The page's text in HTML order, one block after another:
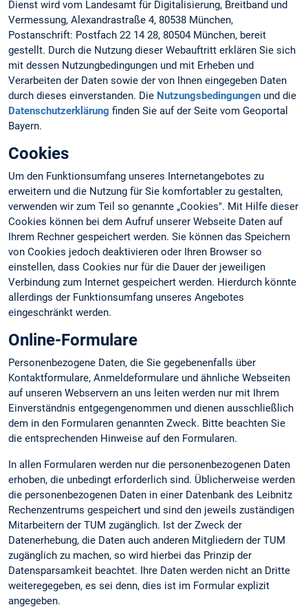
Dienst wird vom Landesamt für Digitalisierung, Breitband und
Vermessung, Alexandrastraße 4, 80538 München,
Postanschrift: Postfach 22 14 28, 80504 München, bereit
gestellt. Durch die Nutzung dieser Webauftritt erklären Sie sich
mit dessen Nutzungbedingungen und mit Erheben und
Verarbeiten der Daten sowie der von Ihnen eingegeben Daten
durch dieses einverstanden. Die Nutzungsbedingungen und die
Datenschutzerklärung finden Sie auf der Seite vom Geoportal
Bayern.
Cookies
Um den Funktionsumfang unseres Internetangebotes zu
erweitern und die Nutzung für Sie komfortabler zu gestalten,
verwenden wir zum Teil so genannte „Cookies". Mit Hilfe dieser
Cookies können bei dem Aufruf unserer Webseite Daten auf
Ihrem Rechner gespeichert werden. Sie können das Speichern
von Cookies jedoch deaktivieren oder Ihren Browser so
einstellen, dass Cookies nur für die Dauer der jeweiligen
Verbindung zum Internet gespeichert werden. Hierdurch könnte
allerdings der Funktionsumfang unseres Angebotes
eingeschränkt werden.
Online-Formulare
Personenbezogene Daten, die Sie gegebenenfalls über
Kontaktformulare, Anmeldeformulare und ähnliche Webseiten
auf unseren Webservern an uns leiten werden nur mit Ihrem
Einverständnis entgegengenommen und dienen ausschließlich
dem in den Formularen genannten Zweck. Bitte beachten Sie
die entsprechenden Hinweise auf den Formularen.
In allen Formularen werden nur die personenbezogenen Daten
erhoben, die unbedingt erforderlich sind. Üblicherweise werden
die personenbezogenen Daten in einer Datenbank des Leibnitz
Rechenzentrums gespeichert und sind den jeweils zuständigen
Mitarbeitern der TUM zugänglich. Ist der Zweck der
Datenerhebung, die Daten auch anderen Mitgliedern der TUM
zugänglich zu machen, so wird hierbei das Prinzip der
Datensparsamkeit beachtet. Ihre Daten werden nicht an Dritte
weiteregegeben, es sei denn, dies ist im Formular explizit
angegeben.